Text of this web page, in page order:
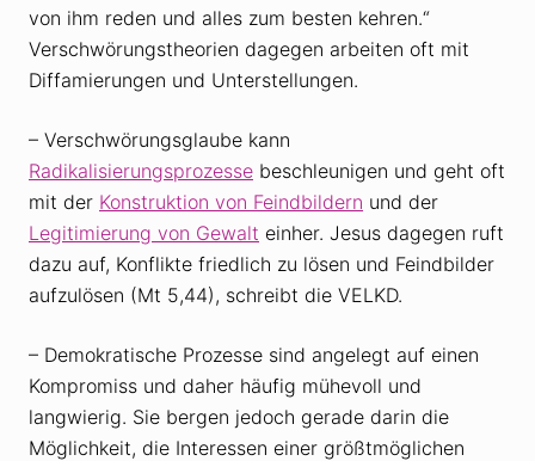
von ihm reden und alles zum besten kehren.“
Verschwörungstheorien dagegen arbeiten oft mit
Diffamierungen und Unterstellungen.
– Verschwörungsglaube kann
Radikalisierungsprozesse beschleunigen und geht oft
mit der Konstruktion von Feindbildern und der
Legitimierung von Gewalt einher. Jesus dagegen ruft
dazu auf, Konflikte friedlich zu lösen und Feindbilder
aufzulösen (Mt 5,44), schreibt die VELKD.
– Demokratische Prozesse sind angelegt auf einen
Kompromiss und daher häufig mühevoll und
langwierig. Sie bergen jedoch gerade darin die
Möglichkeit, die Interessen einer größtmöglichen